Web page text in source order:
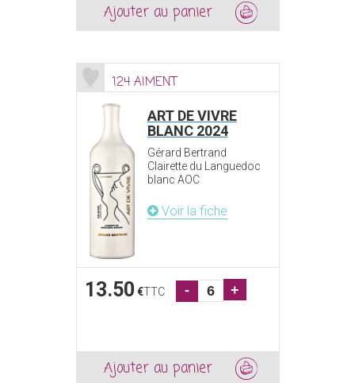
Ajouter au panier
124 AIMENT
ART DE VIVRE
BLANC 2024
Gérard Bertrand
Clairette du Languedoc
blanc AOC
Voir la fiche
13.50 €TTC - +
Ajouter au panier